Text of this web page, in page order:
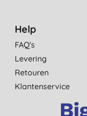
Help
FAQ's
Levering
Retouren
Klantenservice